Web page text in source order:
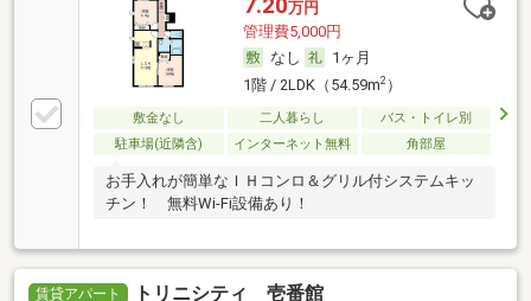
万円
管理費5,000円
なし
1ヶ月
1階 / 2LDK（54.59m2）
敷金なし 二人暮らし
バス・トイレ別
駐車場(近隣含)
インターネット無料 角部屋
お手入れが簡単なＩＨコンロ＆グリル付システムキッ
チン！ 無料Wi-Fi設備あり！
賃貸アパート トリニシティ 壱番館